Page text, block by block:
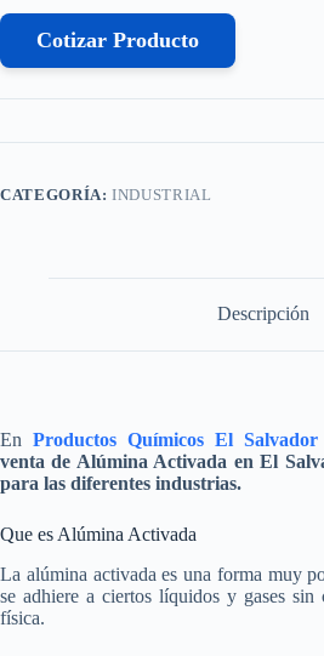
Cotizar Producto
CATEGORÍA:INDUSTRIAL
Descripción
En Productos Químicos El Salvador
venta de Alúmina Activada en El
para las diferentes industrias.
Que es Alúmina Activada
La alúmina activada es una forma muy
se adhiere a ciertos líquidos y gases
física.